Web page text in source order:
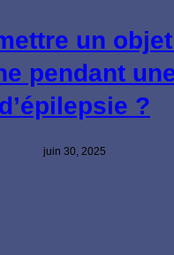
un
pendant
d’épilepsie ?
juin 30, 2025